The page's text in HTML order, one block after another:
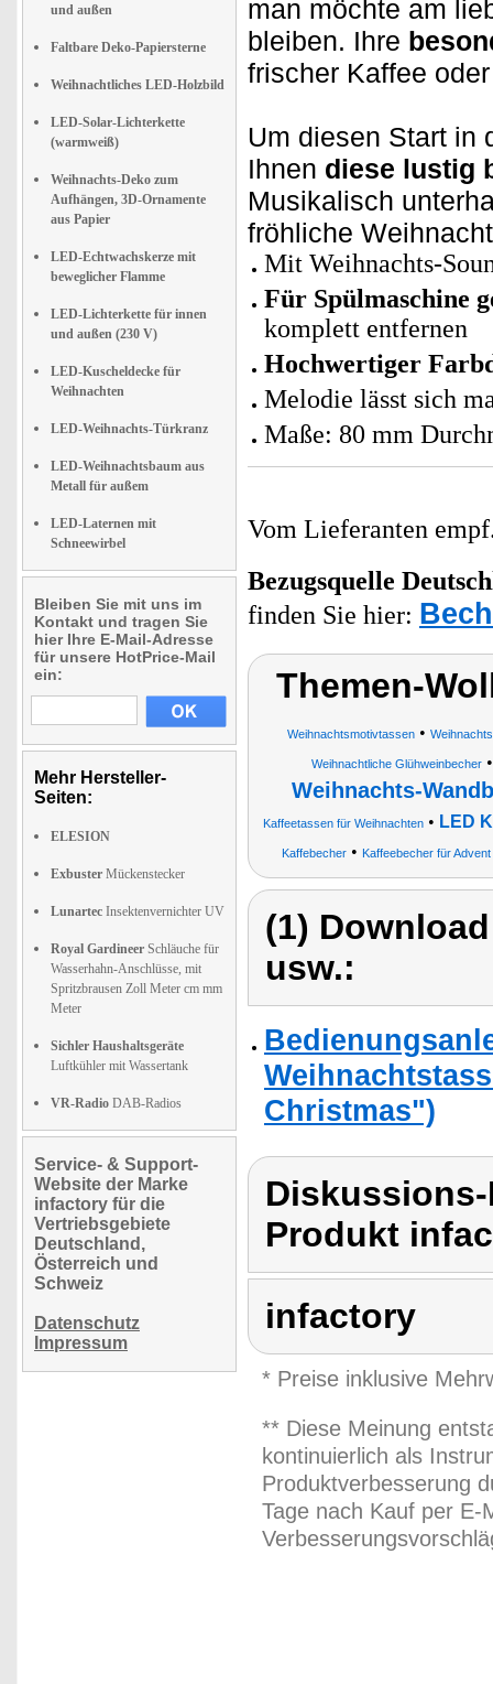
und außen
Faltbare Deko-Papiersterne
Weihnachtliches LED-Holzbild
LED-Solar-Lichterkette
(warmweiß)
Weihnachts-Deko zum
Aufhängen, 3D-Ornamente
aus Papier
LED-Echtwachskerze mit
beweglicher Flamme
LED-Lichterkette für innen
und außen (230 V)
LED-Kuscheldecke für
Weihnachten
LED-Weihnachts-Türkranz
LED-Weihnachtsbaum aus
Metall für außem
LED-Laternen mit
Schneewirbel
Bleiben Sie mit uns im
Kontakt und tragen Sie
hier Ihre E-Mail-Adresse
für unsere HotPrice-Mail
ein:
Mehr Hersteller-
Seiten:
ELESION
Exbuster Mückenstecker
Lunartec Insektenvernichter UV
Royal Gardineer Schläuche für
Wasserhahn-Anschlüsse, mit
Spritzbrausen Zoll Meter cm mm
Meter
Sichler Haushaltsgeräte
Luftkühler mit Wassertank
VR-Radio DAB-Radios
Service- & Support-
Website der Marke
infactory für die
Vertriebsgebiete
Deutschland,
Österreich und
Schweiz
Datenschutz
Impressum
man möchte am
bleiben. Ihre
frischer Kaffee
Um diesen Start in
Ihnen diese lustig
Musikalisch
fröhliche
Mit Weihnachts-
Für Spülmaschine
komplett entfernen
Hochwertiger
Melodie lässt sich
Maße: 80 mm
Vom Lieferanten
Bezugsquelle
finden Sie hier:
Themen-
Weihnachtsmotivtassen •
Weihnachtliche Glühweinbecher
Weihnachts-
Kaffeetassen für Weihnachten• LED
Kaffebecher • Kaffeebecher für Advent
(1)
usw.:
Christmas")
Produkt
infactory
* Preise inklusive
** Diese Meinung
kontinuierlich als
Produktverbesserung
Tage nach Kauf per E-